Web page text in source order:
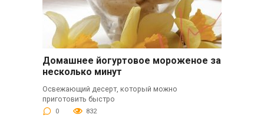
Домашнее йогуртовое мороженое за
несколько минут
Освежающий десерт, который можно
приготовить быстро
0 832